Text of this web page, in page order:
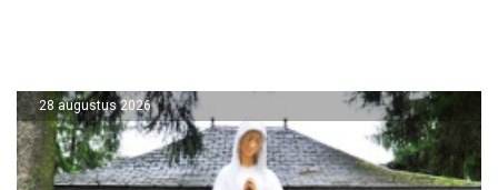
28 augustus 2026